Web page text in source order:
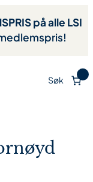
på alle LSI
Søk